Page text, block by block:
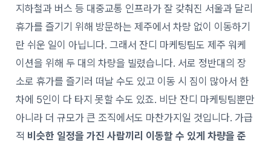
지하철과 버스 등 대중교통 인프라가 잘 갖춰진 서울과 달리
휴가를 즐기기 위해 방문하는 제주에서 차량 없이 이동하기
란 쉬운 일이 아닙니다. 그래서 잔디 마케팅팀도 제주 워케
이션을 위해 두 대의 차량을 빌렸습니다. 서로 정반대의 장
소로 휴가를 즐기러 떠날 수도 있고 이동 시 짐이 많아서 한
차에 5인이 다 타지 못할 수도 있죠. 비단 잔디 마케팅팀뿐만
아니라 더 규모가 큰 조직에서도 마찬가지일 것입니다. 가급
적 비슷한 일정을 가진 사람끼리 이동할 수 있게 차량을 준